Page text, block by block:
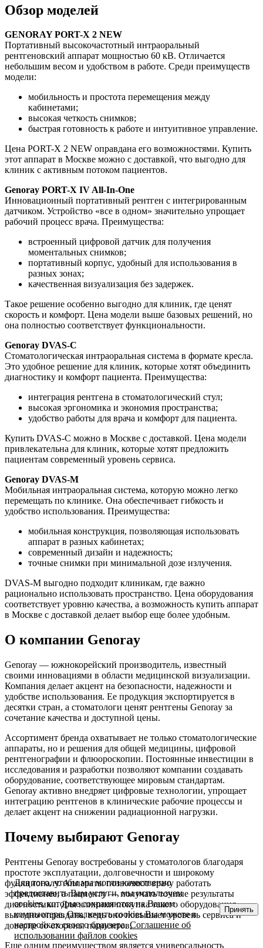
Обзор моделей
GENORAY PORT-X 2 NEW
Портативный высокочастотный интраоральный
рентгеновский аппарат мощностью 60 кВ. Отличается
небольшим весом и удобством в работе. Среди преимуществ
модели:
мобильность и простота перемещения между
кабинетами;
высокая четкость снимков;
быстрая готовность к работе и интуитивное управление.
Цена PORT-X 2 NEW оправдана его возможностями. Купить
этот аппарат в Москве можно с доставкой, что выгодно для
клиник с активным потоком пациентов.
Genoray PORT-X IV All-In-One
Инновационный портативный рентген с интегрированным
датчиком. Устройство «все в одном» значительно упрощает
рабочий процесс врача. Преимущества:
встроенный цифровой датчик для получения
моментальных снимков;
портативный корпус, удобный для использования в
разных зонах;
качественная визуализация без задержек.
Такое решение особенно выгодно для клиник, где ценят
скорость и комфорт. Цена модели выше базовых решений, но
она полностью соответствует функциональности.
Genoray DVAS-C
Стоматологическая интраоральная система в формате кресла.
Это удобное решение для клиник, которые хотят объединить
диагностику и комфорт пациента. Преимущества:
интеграция рентгена в стоматологический стул;
высокая эргономика и экономия пространства;
удобство работы для врача и комфорт для пациента.
Купить DVAS-C можно в Москве с доставкой. Цена модели
привлекательна для клиник, которые хотят предложить
пациентам современный уровень сервиса.
Genoray DVAS-M
Мобильная интраоральная система, которую можно легко
перемещать по клинике. Она обеспечивает гибкость и
удобство использования. Преимущества:
мобильная конструкция, позволяющая использовать
аппарат в разных кабинетах;
современный дизайн и надежность;
точные снимки при минимальной дозе излучения.
DVAS-M выгодно подходит клиникам, где важно
рационально использовать пространство. Цена оборудования
соответствует уровню качества, а возможность купить аппарат
в Москве с доставкой делает выбор еще более удобным.
О компании Genoray
Genoray — южнокорейский производитель, известный
своими инновациями в области медицинской визуализации.
Компания делает акцент на безопасности, надежности и
удобстве использования. Ее продукция экспортируется в
десятки стран, а стоматологи ценят рентгены Genoray за
сочетание качества и доступной цены.
Ассортимент бренда охватывает не только стоматологические
аппараты, но и решения для общей медицины, цифровой
рентгенографии и флюороскопии. Постоянные инвестиции в
исследования и разработки позволяют компании создавать
оборудование, соответствующее мировым стандартам.
Genoray активно внедряет цифровые технологии, упрощает
интеграцию рентгенов в клинические рабочие процессы и
делает акцент на снижении радиационной нагрузки.
Почему выбирают Genoray
Рентгены Genoray востребованы у стоматологов благодаря
простоте эксплуатации, долговечности и широкому
функционалу. Аппараты позволяют врачу работать
эффективнее, а пациенту — получать точные результаты
диагностики. Для клиники покупка такого оборудования
выгодно оправдана, ведь оно повышает уровень сервиса и
доверие со стороны пациентов.
Еще одним преимуществом является универсальность
Для того, чтобы мы могли качественно
предоставить Вам услуги, мы используем
cookies, которые сохраняются на Вашем
компьютере. Отключить cookies Вы можете в
настройках своего браузера.Соглашение об
использовании файлов cookies
Принять